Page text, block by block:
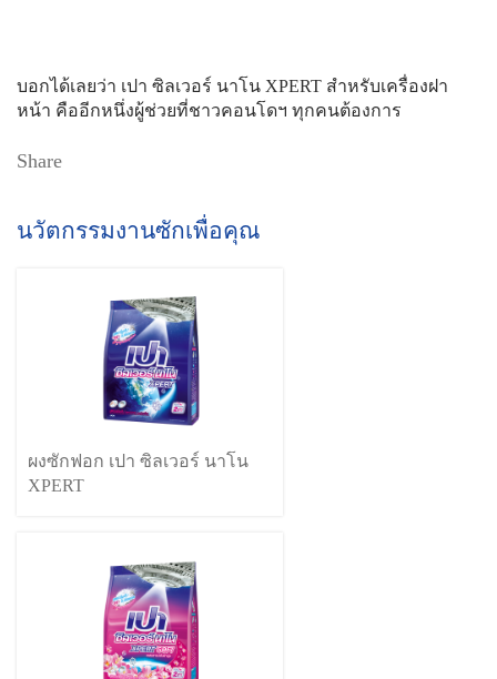
บอกได้เลยว่า เปา ซิลเวอร์ นาโน XPERT สำหรับเครื่องฝา
หน้า คืออีกหนึ่งผู้ช่วยที่ชาวคอนโดฯ ทุกคนต้องการ
Share
นวัตกรรมงานซักเพื่อคุณ
ผงซักฟอก เปา ซิลเวอร์ นาโน
XPERT